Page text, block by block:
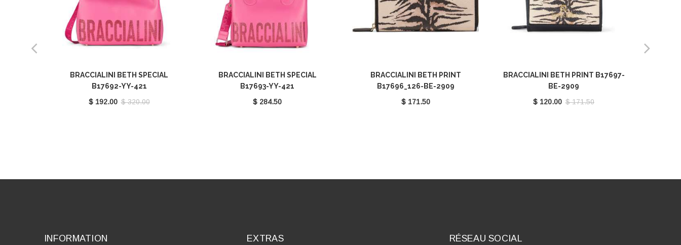
BRACCIALINI BETH SPECIAL
B17692-YY-421
$ 192.00 $ 320.00
BRACCIALINI BETH SPECIAL
B17693-YY-421
$ 284.50
BRACCIALINI BETH PRINT
B17696_126-BE-2909
$ 171.50
BRACCIALINI BETH PRINT B17697-
BE-2909
$ 120.00 $ 171.50
INFORMATION EXTRAS RÉSEAU SOCIAL